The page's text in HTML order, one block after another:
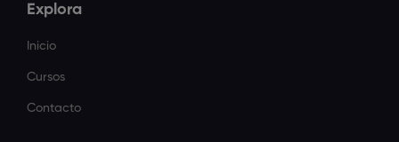
Explora
Inicio
Cursos
Contacto